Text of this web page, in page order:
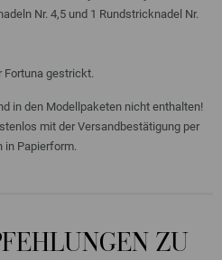
Nr. 4,5 und 1 Rundstricknadel Nr.
Fortuna gestrickt.
in den Modellpaketen nicht enthalten!
mit der Versandbestätigung per
in Papierform.
ZU